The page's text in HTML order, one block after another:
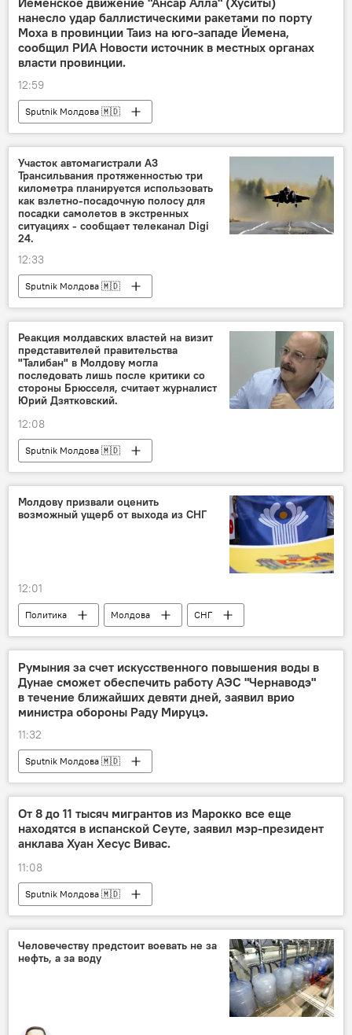
нанесло удар баллистическими ракетами по порту
Моха в провинции Таиз на юго-западе Йемена,
сообщил РИА Новости источник в местных органах
власти провинции.
12:59
Sputnik Молдова 🇲🇩
Участок автомагистрали А3
Трансильвания протяженностью три
километра планируется использовать
как взлетно-посадочную полосу для
посадки самолетов в экстренных
ситуациях - сообщает телеканал Digi
24.
12:33
Sputnik Молдова 🇲🇩
Реакция молдавских властей на визит
представителей правительства
"Талибан" в Молдову могла
последовать лишь после критики со
стороны Брюсселя, считает журналист
Юрий Дзятковский.
12:08
Sputnik Молдова 🇲🇩
Молдову призвали оценить
возможный ущерб от выхода из СНГ
12:01
Политика Молдова
СНГ
ущерб
Румыния за счет искусственного повышения воды в
Дунае сможет обеспечить работу АЭС "Чернаводэ"
в течение ближайших девяти дней, заявил врио
министра обороны Раду Мируцэ.
11:32
Sputnik Молдова 🇲🇩
От 8 до 11 тысяч мигрантов из Марокко все еще
находятся в испанской Сеуте, заявил мэр-президент
анклава Хуан Хесус Вивас.
11:08
Sputnik Молдова 🇲🇩
Человечеству предстоит воевать не за
нефть, а за воду